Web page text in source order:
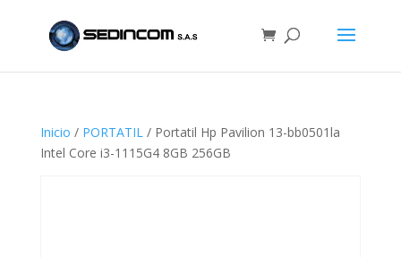
Inicio / PORTATIL/ Portatil Hp Pavilion 13-bb0501la
Intel Core i3-1115G4 8GB 256GB